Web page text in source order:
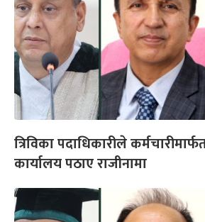
त्रिविका पदाधिकारीले कर्मचारीमार्फत
कार्यालय पठाए राजीनामा